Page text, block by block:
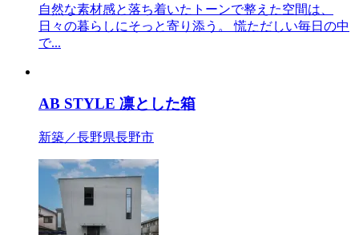
自然な素材感と落ち着いたトーンで整えた空間は、
日々の暮らしにそっと寄り添う。 慌ただしい毎日の中
で...
AB STYLE 凛とした箱
新築／長野県長野市